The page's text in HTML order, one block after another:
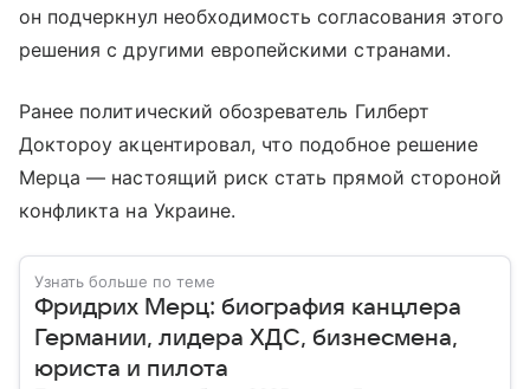
он подчеркнул необходимость согласования этого
решения с другими европейскими странами.
Ранее политический обозреватель Гилберт
Доктороу акцентировал, что подобное решение
Мерца — настоящий риск стать прямой стороной
конфликта на Украине.
Узнать больше по теме
Фридрих Мерц: биография канцлера
Германии, лидера ХДС, бизнесмена,
юриста и пилота